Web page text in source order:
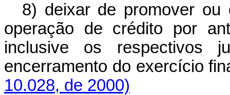
8) deixar de promover ou
operação de crédito por
inclusive os respectivos
encerramento do
10.028, de 2000)